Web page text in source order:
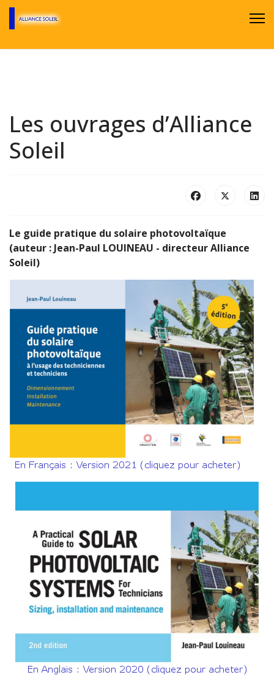
Les ouvrages d’Alliance
Soleil
Le guide pratique du solaire photovoltaïque
(auteur : Jean-Paul LOUINEAU - directeur Alliance
Soleil)